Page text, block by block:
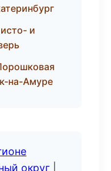
и
на-Амуре
округ